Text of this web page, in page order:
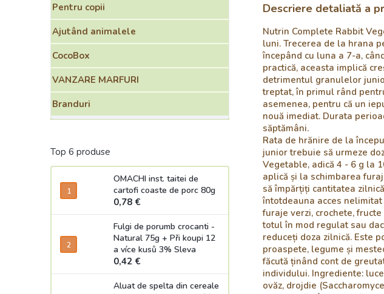
Pentru copii
Ajutând animalele
CocoBox
VANZARE MARFURI
Branduri
Top 6 produse
OMACHI inst. taitei de
cartofi coaste de porc 80g
0,78 €
Fulgi de porumb crocanti -
Natural 75g + Při koupi 12
a více kusů 3% Sleva
0,42 €
Aluat de spelta din cereale
Descriere detaliată a
Nutrin Complete Rabbit
luni. Trecerea de la hrana
începând cu luna a 7-a,
practică, aceasta implică
detrimentul granulelor
treptat, în primul rând
asemenea, pentru că un
nouă imediat. Durata
săptămâni.
Rata de hrănire de la
junior trebuie să urmeze
Vegetable, adică 4 - 6 g la
aplică și la schimbarea
să împărțiți cantitatea
întotdeauna acces
furaje verzi, crochete,
totul în mod regulat sau
reduceți doza zilnică. Este
proaspete, legume și
făcută ținând cont de
individului. Ingrediente:
ovăz, drojdie